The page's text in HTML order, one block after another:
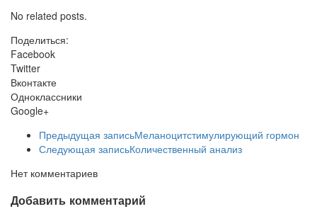
No related posts.
Поделиться:
Facebook
Twitter
Вконтакте
Одноклассники
Google+
Предыдущая записьМеланоцитстимулирующий гормон
Следующая записьКоличественный анализ
Нет комментариев
Добавить комментарий